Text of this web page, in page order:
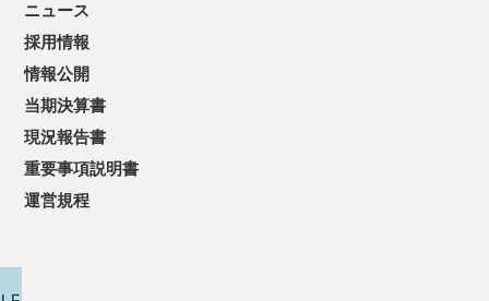
ニュース
採用情報
情報公開
当期決算書
現況報告書
重要事項説明書
運営規程